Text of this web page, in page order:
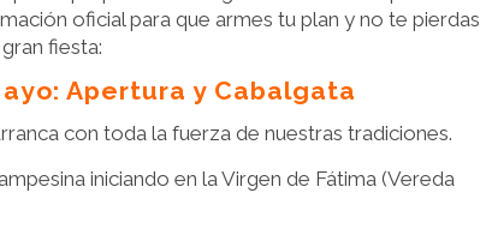
oficial para que armes tu plan y no te pierdas
fiesta:
Apertura y Cabalgata
con toda la fuerza de nuestras tradiciones.
iniciando en la Virgen de Fátima (Vereda